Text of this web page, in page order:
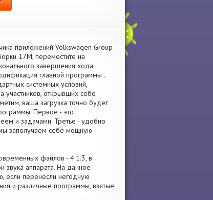
приложений Volkswagen Group
17M, переместите на
завершения хода
главной программы .
системных условий,
участников, открывших себе
ваша загрузка точно будет
Первое - это
и задачами. Третье - удобно
заполучаем себе мощную
файлов - 4.1.3, в
аппарата. На данное
если перенесли негодную
и различные программы, взятые